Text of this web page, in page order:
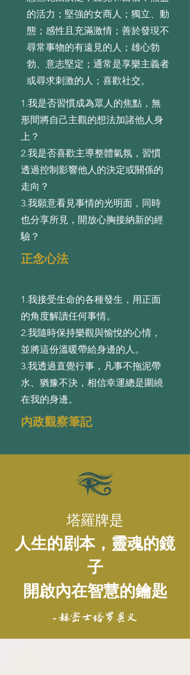
的活力；堅強的女商人；獨立、動
態；感性且充滿激情；善於發現不
尋常事物的有遠見的人；雄心勃
勃、意志堅定；通常是享樂主義者
或尋求刺激的人；喜歡社交。
1.我是否習慣成為眾⼈的焦點，無
形間將⾃⼰主觀的想法加諸他⼈⾝
上？
2.我是否喜歡主導整體氣氛，習慣
透過控制影響他⼈的決定或關係的
⾛向？
3.我願意看⾒事情的光明⾯，同時
也分享所⾒，開放⼼胸接納新的經
驗？
正念心法
1.我接受⽣命的各種發⽣，⽤正⾯
的⻆度解讀任何事情。
2.我隨時保持樂觀與愉悅的⼼情，
並將這份溫暖帶給⾝邊的⼈。
3.我透過直覺⾏事，凡事不拖泥帶
⽔、猶豫不決，相信幸運總是圍繞
在我的⾝邊。
内政觀察筆記
塔羅牌是
人生的剧本，靈魂的鏡
子
開啟內在智慧的鑰匙
- 赫密士塔罗奥义